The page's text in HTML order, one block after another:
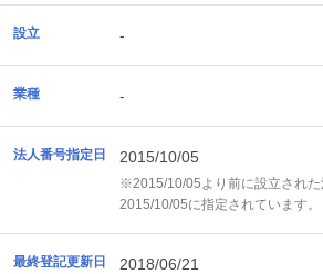
設立 -
業種 -
法人番号指定日 2015/10/05
※2015/10/05より前に設立され
2015/10/05に指定されています。
最終登記更新日 2018/06/21